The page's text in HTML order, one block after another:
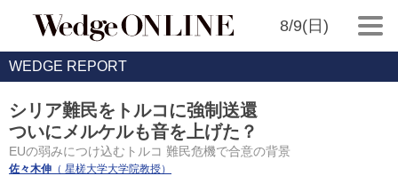
8/9(日)
WEDGE REPORT
シリア難民をトルコに強制送還
ついにメルケルも音を上げた？
EUの弱みにつけ込むトルコ 難民危機で合意の背景
佐々木伸 （ 星槎大学大学院教授）